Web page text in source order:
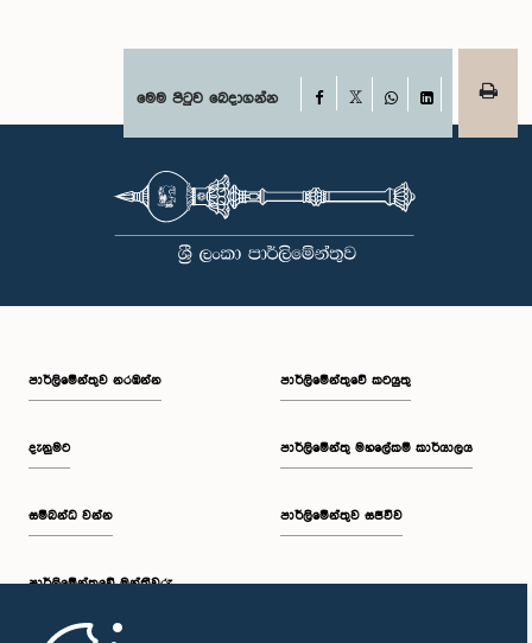
මෙම පිටුව බෙදාගන්න Facebook
WhatsAppLinkedIn
පාර්ලි‌මේන්තුව නරඹන්න
දැනුමට
සම්බන්ධ වන්න
පාර්ලි‌මේන්තුවේ මන්ත්‍රීවරු
පාර්ලිමේන්තුවේ කටයුතු
පාර්ලිමේන්තු මහලේකම් කාර්යාලය
පාර්ලිමේන්තුව සජීවීව